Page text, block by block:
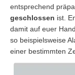
entsprechend
geschlossen ist.
damit auf euer
so beispielsweise
einer bestimmten